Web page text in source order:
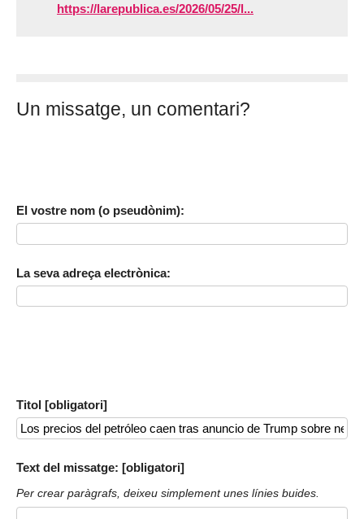
https://larepublica.es/2026/05/25/l...
Un missatge, un comentari?
El vostre nom (o pseudònim):
La seva adreça electrònica:
Titol [obligatori]
Text del missatge: [obligatori]
Per crear paràgrafs, deixeu simplement unes línies buides.